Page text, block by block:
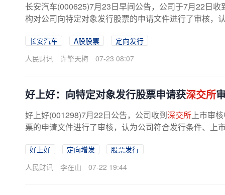
长安汽车(000625)7月23日早间公告，公司于7月22日收
构对公司向特定对象发行股票的申请文件进行了审核，
长安汽车 A股股票
定向发行
人民财讯
许擎天梅 07-23 08:07
好上好：向特定对象发行股票申请获深交所
好上好(001298)7月22日公告，公司收到深交所上市审
票的申请文件进行了审核，认为公司符合发行条件、上
好上好 定向增发
股票发行
人民财讯
李在山 07-22 19:44